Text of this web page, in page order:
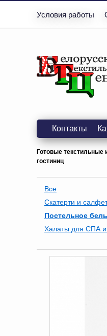
Условия работы
Контакты
Готовые текстильные
гостиниц
Все
Скатерти и
Постельное
Халаты для СПА